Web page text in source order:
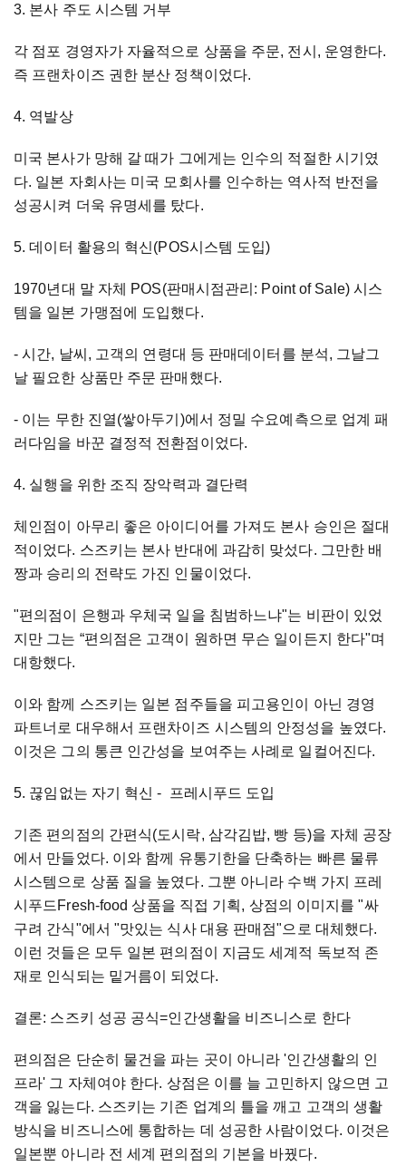
3. 본사 주도 시스템 거부
각 점포 경영자가 자율적으로 상품을 주문, 전시, 운영한다.
즉 프랜차이즈 권한 분산 정책이었다.
4. 역발상
미국 본사가 망해 갈 때가 그에게는 인수의 적절한 시기였
다. 일본 자회사는 미국 모회사를 인수하는 역사적 반전을
성공시켜 더욱 유명세를 탔다.
5. 데이터 활용의 혁신(POS시스템 도입)
1970년대 말 자체 POS(판매시점관리: Point of Sale) 시스
템을 일본 가맹점에 도입했다.
- 시간, 날씨, 고객의 연령대 등 판매데이터를 분석, 그날그
날 필요한 상품만 주문 판매했다.
- 이는 무한 진열(쌓아두기)에서 정밀 수요예측으로 업계 패
러다임을 바꾼 결정적 전환점이었다.
4. 실행을 위한 조직 장악력과 결단력
체인점이 아무리 좋은 아이디어를 가져도 본사 승인은 절대
적이었다. 스즈키는 본사 반대에 과감히 맞섰다. 그만한 배
짱과 승리의 전략도 가진 인물이었다.
"편의점이 은행과 우체국 일을 침범하느냐"는 비판이 있었
지만 그는 “편의점은 고객이 원하면 무슨 일이든지 한다"며
대항했다.
이와 함께 스즈키는 일본 점주들을 피고용인이 아닌 경영
파트너로 대우해서 프랜차이즈 시스템의 안정성을 높였다.
이것은 그의 통큰 인간성을 보여주는 사례로 일컬어진다.
5. 끊임없는 자기 혁신 - 프레시푸드 도입
기존 편의점의 간편식(도시락, 삼각김밥, 빵 등)을 자체 공장
에서 만들었다. 이와 함께 유통기한을 단축하는 빠른 물류
시스템으로 상품 질을 높였다. 그뿐 아니라 수백 가지 프레
시푸드Fresh-food 상품을 직접 기획, 상점의 이미지를 "싸
구려 간식"에서 "맛있는 식사 대용 판매점"으로 대체했다.
이런 것들은 모두 일본 편의점이 지금도 세계적 독보적 존
재로 인식되는 밑거름이 되었다.
결론: 스즈키 성공 공식=인간생활을 비즈니스로 한다
편의점은 단순히 물건을 파는 곳이 아니라 '인간생활의 인
프라' 그 자체여야 한다. 상점은 이를 늘 고민하지 않으면 고
객을 잃는다. 스즈키는 기존 업계의 틀을 깨고 고객의 생활
방식을 비즈니스에 통합하는 데 성공한 사람이었다. 이것은
일본뿐 아니라 전 세계 편의점의 기본을 바꿨다.